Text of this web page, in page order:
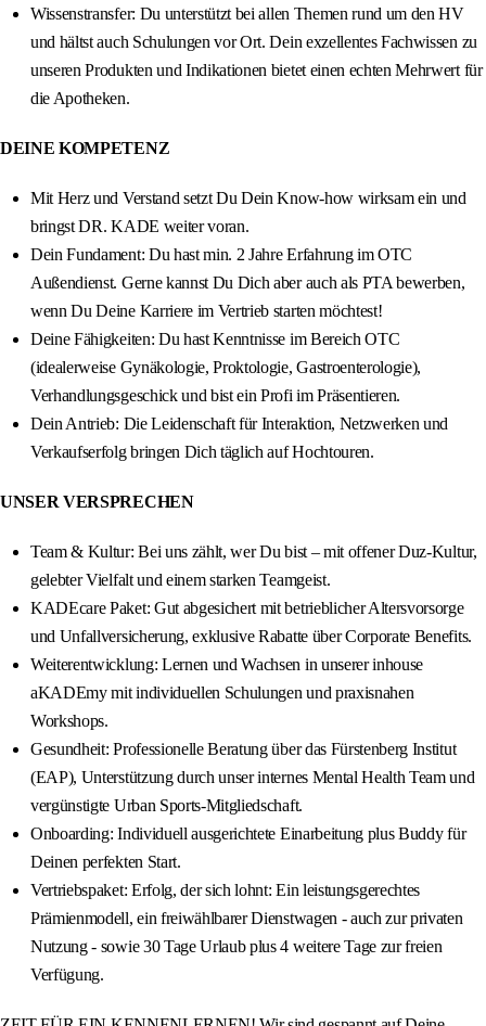
Wissenstransfer: Du unterstützt bei allen Themen rund um den HV
und hältst auch Schulungen vor Ort. Dein exzellentes Fachwissen zu
unseren Produkten und Indikationen bietet einen echten Mehrwert für
die Apotheken.
DEINE KOMPETENZ
Mit Herz und Verstand setzt Du Dein Know-how wirksam ein und
bringst DR. KADE weiter voran.
Dein Fundament: Du hast min. 2 Jahre Erfahrung im OTC
Außendienst. Gerne kannst Du Dich aber auch als PTA bewerben,
wenn Du Deine Karriere im Vertrieb starten möchtest!
Deine Fähigkeiten: Du hast Kenntnisse im Bereich OTC
(idealerweise Gynäkologie, Proktologie, Gastroenterologie),
Verhandlungsgeschick und bist ein Profi im Präsentieren.
Dein Antrieb: Die Leidenschaft für Interaktion, Netzwerken und
Verkaufserfolg bringen Dich täglich auf Hochtouren.
UNSER VERSPRECHEN
Team & Kultur: Bei uns zählt, wer Du bist – mit offener Duz-Kultur,
gelebter Vielfalt und einem starken Teamgeist.
KADEcare Paket: Gut abgesichert mit betrieblicher Altersvorsorge
und Unfallversicherung, exklusive Rabatte über Corporate Benefits.
Weiterentwicklung: Lernen und Wachsen in unserer inhouse
aKADEmy mit individuellen Schulungen und praxisnahen
Workshops.
Gesundheit: Professionelle Beratung über das Fürstenberg Institut
(EAP), Unterstützung durch unser internes Mental Health Team und
vergünstigte Urban Sports-Mitgliedschaft.
Onboarding: Individuell ausgerichtete Einarbeitung plus Buddy für
Deinen perfekten Start.
Vertriebspaket: Erfolg, der sich lohnt: Ein leistungsgerechtes
Prämienmodell, ein freiwählbarer Dienstwagen - auch zur privaten
Nutzung - sowie 30 Tage Urlaub plus 4 weitere Tage zur freien
Verfügung.